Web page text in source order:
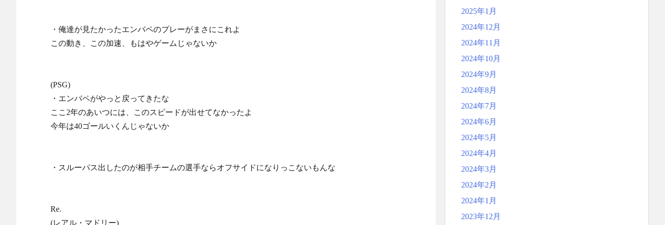
・俺達が見たかったエンバペのプレーがまさにこれよ
この動き、この加速、もはやゲームじゃないか
(PSG)
・エンバペがやっと戻ってきたな
ここ2年のあいつには、このスピードが出せてなかったよ
今年は40ゴールいくんじゃないか
・スルーパス出したのが相手チームの選手ならオフサイドになりっこないもんな
Re.
(レアル・マドリー)
2025年1月
2024年12月
2024年11月
2024年10月
2024年9月
2024年8月
2024年7月
2024年6月
2024年5月
2024年4月
2024年3月
2024年2月
2024年1月
2023年12月